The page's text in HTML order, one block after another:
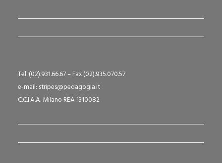
Tel. (02).931.66.67 – Fax (02).935.070.57
e-mail: stripes@pedagogia.it
C.C.I.A.A. Milano REA 1310082